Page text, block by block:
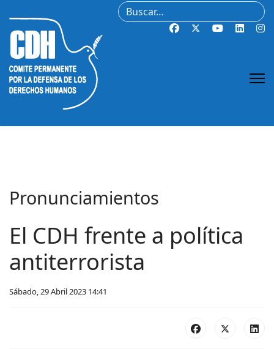
Buscar
Pronunciamientos
El CDH frente a política
antiterrorista
Sábado, 29 Abril 2023 14:41